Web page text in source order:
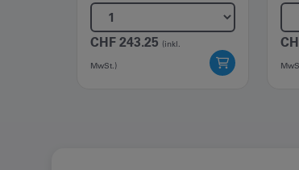
CHF 243.25 (inkl.
MwSt.)